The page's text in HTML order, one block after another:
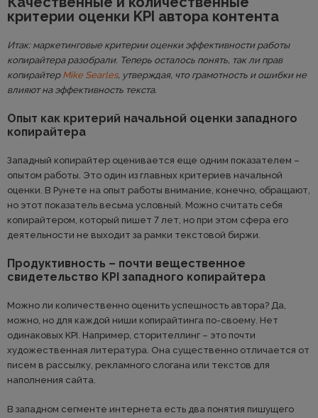
критерии оценки KPI автора контента
Итак: маркетинговые критерии оценки эффективности работы
копирайтера разобрали. Теперь осталось понять, так ли прав
копирайтер Mike Searles, утверждая, что грамотность и ошибки не
влияют на эффективность текста.
Опыт как критерий начальной оценки западного
копирайтера
Западный копирайтер оценивается еще одним показателем –
опытом работы. Это один из главных критериев начальной
оценки. В Рунете на опыт работы внимание, конечно, обращают,
но этот показатель весьма условный. Можно считать себя
копирайтером, который пишет 7 лет, но при этом сфера его
деятельности не выходит за рамки текстовой биржи.
Продуктивность – почти вещественное
свидетельство KPI западного копирайтера
Можно ли количественно оценить успешность автора? Да,
можно, но для каждой ниши копирайтинга по-своему. Нет
одинаковых KPI. Например, сторителлинг – это почти
художественная литература. Она существенно отличается от
писем в рассылку, рекламного слогана или текстов для
наполнения сайта.
В западном сегменте интернета есть два понятия пишущего